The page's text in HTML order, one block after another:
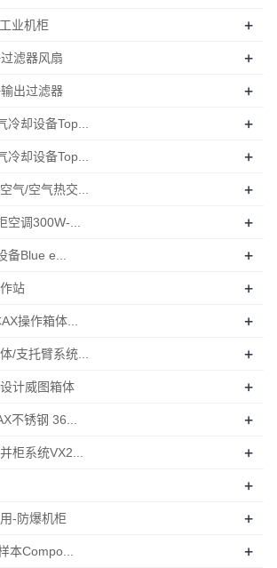
业机柜 +
滤器风扇 +
出过滤器 +
冷却设备Top... +
冷却设备Top... +
气/空气热交... +
空调300W-... +
备Blue e... +
站 +
操作箱体... +
/支托臂系统... +
计威图箱体 +
不锈钢 36... +
柜系统VX2... +
+
-防爆机柜 +
本Compo... +